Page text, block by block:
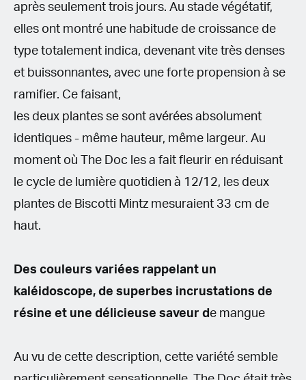
après seulement trois jours. Au stade végétatif,
elles ont montré une habitude de croissance de
type totalement indica, devenant vite très denses
et buissonnantes, avec une forte propension à se
ramifier. Ce faisant,
les deux plantes se sont avérées absolument
identiques - même hauteur, même largeur. Au
moment où The Doc les a fait fleurir en réduisant
le cycle de lumière quotidien à 12/12, les deux
plantes de Biscotti Mintz mesuraient 33 cm de
haut.
Des couleurs variées rappelant un
kaléidoscope, de superbes incrustations de
résine et une délicieuse saveur d e mangue
Au vu de cette description, cette variété semble